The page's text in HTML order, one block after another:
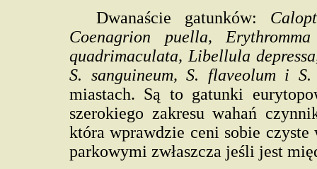
Dwanaście gatunków:
Coenagrion puella,
quadrimaculata, Libellula
S. sanguineum, S. flaveolum i S.
miastach. Są to gatunki
szerokiego zakresu wahań
która wprawdzie ceni sobie czyste
parkowymi zwłaszcza jeśli jest